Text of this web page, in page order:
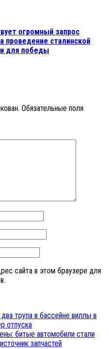
огромный запрос
проведение сталинской
для победы
Обязательные поля
сайта в этом браузере для
трупа в бассейне виллы в
отпуска
битые автомобили стали
запчастей